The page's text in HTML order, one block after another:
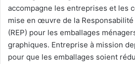
accompagne les entreprises et les
mise en œuvre de la
(REP) pour les emballages
graphiques. Entreprise à mission
pour que les emballages soient